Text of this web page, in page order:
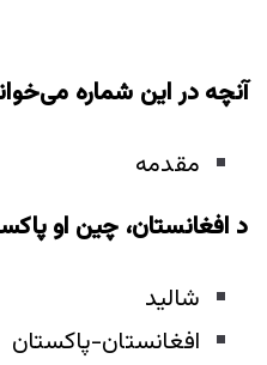
آنچه در این شماره
مقدمه
د افغانستان، چين او
شالید
افغانستان-